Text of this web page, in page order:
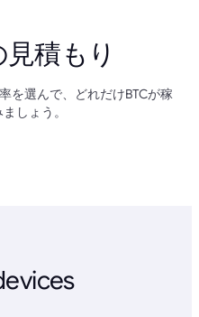
積もり
を選んで、どれだけBTCが稼
しょう。